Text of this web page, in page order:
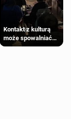
Kontakt z kulturą
może spowalniać
starzenie